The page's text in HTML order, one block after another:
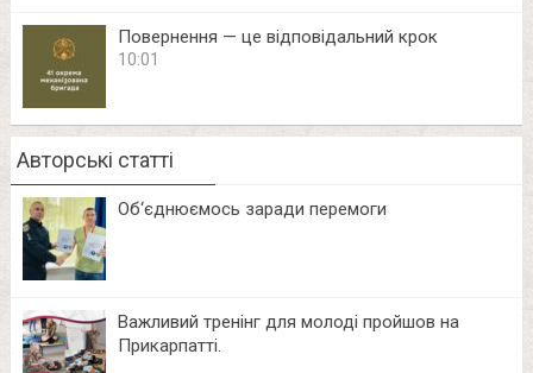
Повернення — це відповідальний крок
10:01
Авторські статті
Об‘єднюємось заради перемоги
Важливий тренінг для молоді пройшов на
Прикарпатті.